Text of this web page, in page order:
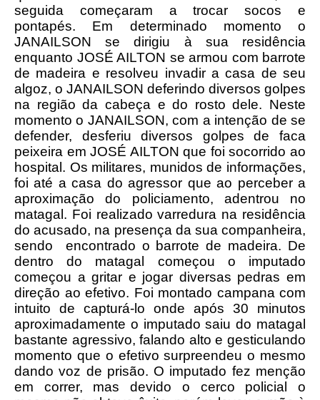
seguida começaram a trocar socos e
pontapés. Em determinado momento o
JANAILSON se dirigiu à sua residência
enquanto JOSÉ AILTON se armou com barrote
de madeira e resolveu invadir a casa de seu
algoz, o JANAILSON deferindo diversos golpes
na região da cabeça e do rosto dele. Neste
momento o JANAILSON, com a intenção de se
defender, desferiu diversos golpes de faca
peixeira em JOSÉ AILTON que foi socorrido ao
hospital. Os militares, munidos de informações,
foi até a casa do agressor que ao perceber a
aproximação do policiamento, adentrou no
matagal. Foi realizado varredura na residência
do acusado, na presença da sua companheira,
sendo encontrado o barrote de madeira. De
dentro do matagal começou o imputado
começou a gritar e jogar diversas pedras em
direção ao efetivo. Foi montado campana com
intuito de capturá-lo onde após 30 minutos
aproximadamente o imputado saiu do matagal
bastante agressivo, falando alto e gesticulando
momento que o efetivo surpreendeu o mesmo
dando voz de prisão. O imputado fez menção
em correr, mas devido o cerco policial o